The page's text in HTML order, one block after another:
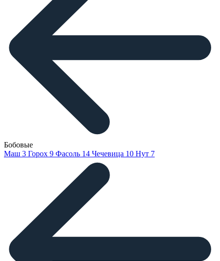
Бобовые
Маш 3 Горох 9 Фасоль 14 Чечевица 10 Нут 7